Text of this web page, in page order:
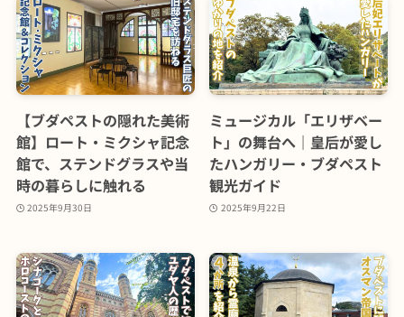
【ブダペストの隠れた美術
館】ロート・ミクシャ記念
館で、ステンドグラスや当
時の暮らしに触れる
2025年9月30日
ミュージカル「エリザベー
ト」の舞台へ｜皇后が愛し
たハンガリー・ブダペスト
観光ガイド
2025年9月22日